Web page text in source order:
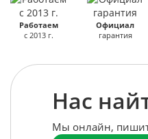
Работаем
с 2013 г.
Официал
гарантия
Нас
Мы онлайн,